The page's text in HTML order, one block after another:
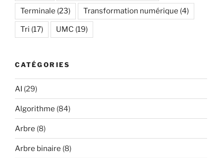
Terminale (23) Transformation numérique (4)
Tri (17) UMC (19)
CATÉGORIES
AI (29)
Algorithme (84)
Arbre (8)
Arbre binaire (8)